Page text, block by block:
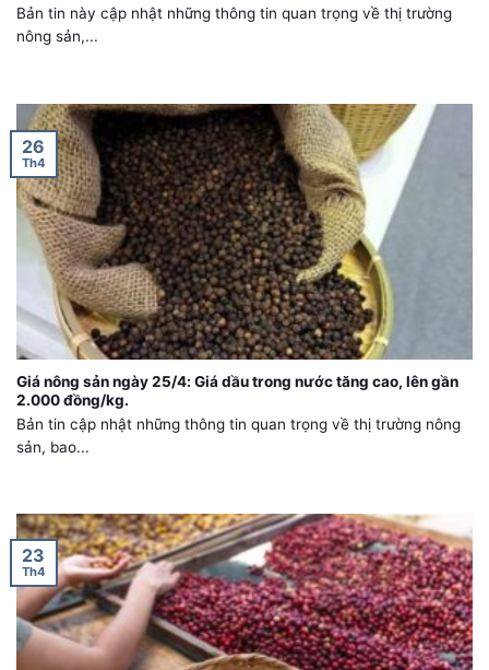
Bản tin này cập nhật những thông tin quan trọng về thị trường
nông sản,...
Giá nông sản ngày 25/4: Giá dầu trong nước tăng cao, lên gần
2.000 đồng/kg.
Bản tin cập nhật những thông tin quan trọng về thị trường nông
sản, bao...
26
Th4
23
Th4